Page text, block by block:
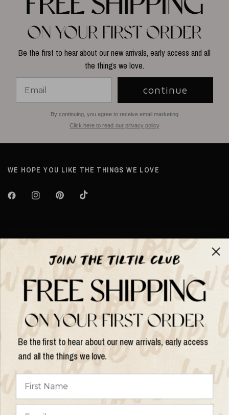
Be the first to hear about our new arrivals, early access and all
the things we love.
continue
By continuing, you agree to receive email marketing
Click here to read our privacy policy
WE HOPE YOU LIKE THE THINGS WE LOVE
Over TILTIL
Help
Shop op
bijwerken
Be the first to hear about our new arrivals, early access
and all the things we love.